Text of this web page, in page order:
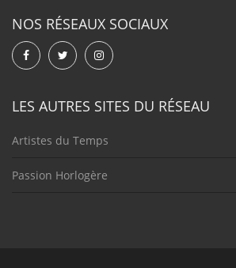
NOS RÉSEAUX SOCIAUX
LES AUTRES SITES DU RÉSEAU
Artistes du Temps
Passion Horlogère